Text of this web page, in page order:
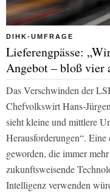
DIHK-UMFRAGE
Lieferengpässe:
Angebot – bloß vier
Das Verschwinden der
Chefvolkswirt Hans-
sieht kleine und mittlere
Herausforderungen“.
geworden, die immer
zukunftsweisende
Intelligenz verwenden